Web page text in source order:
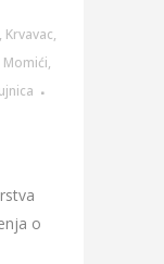
, Krvavac,
Momići,
o